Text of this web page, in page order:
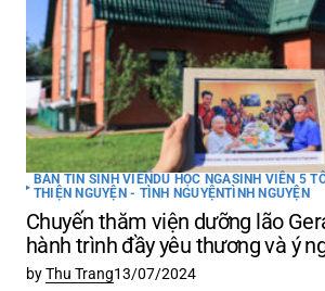
BẢN TIN SINH VIÊN DU HỌC NGASINH VIÊN 5
THIỆN NGUYỆN - TÌNH NGUYỆNTÌNH NGUYỆN
Chuyến thăm viện dưỡng lão
hành trình đầy yêu thương và ý
byThu Trang13/07/2024